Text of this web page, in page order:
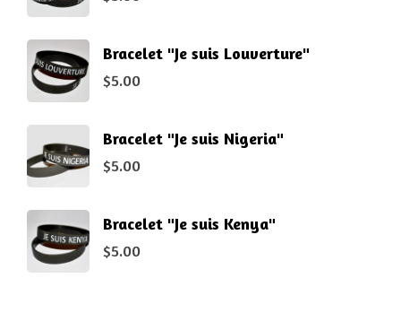
Bracelet "Je suis Louverture"
$5.00
Bracelet "Je suis Nigeria"
$5.00
Bracelet "Je suis Kenya"
$5.00